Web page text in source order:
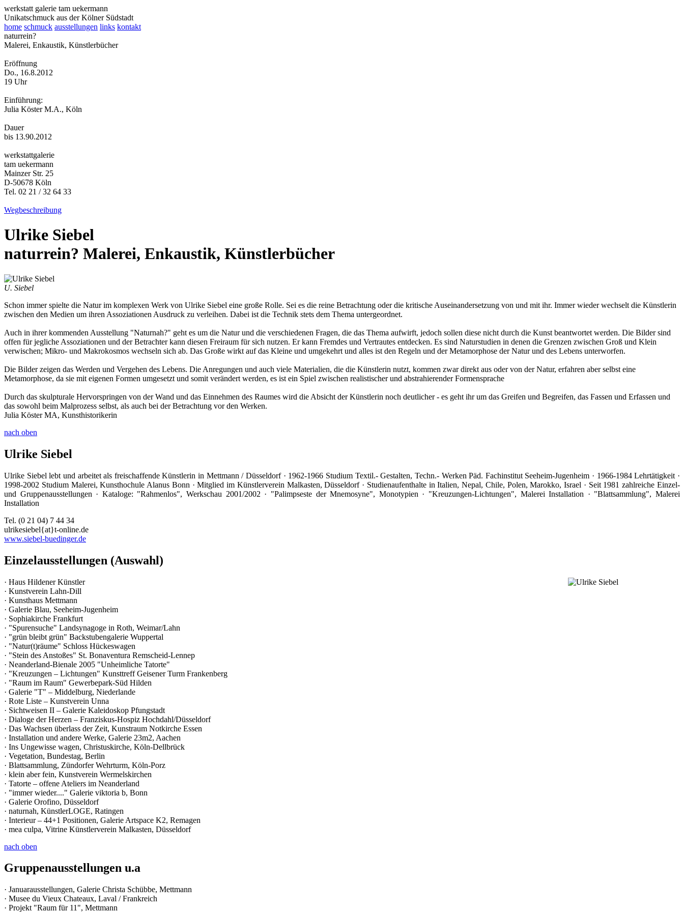
werkstatt galerie tam uekermann
Unikatschmuck aus der Kölner Südstadt
home schmuck ausstellungen links kontakt
naturrein?
Malerei, Enkaustik, Künstlerbücher
Eröffnung
Do., 16.8.2012
19 Uhr
Einführung:
Julia Köster M.A., Köln
Dauer
bis 13.90.2012
werkstattgalerie
tam uekermann
Mainzer Str. 25
D-50678 Köln
Tel. 02 21 / 32 64 33
Wegbeschreibung
Ulrike Siebel
naturrein? Malerei, Enkaustik, Künstlerbücher
U. Siebel
Schon immer spielte die Natur im komplexen Werk von Ulrike Siebel eine große Rolle. Sei es die reine Betrachtung oder die kritische Auseinandersetzung von und mit ihr. Immer wieder wechselt die Künstlerin
zwischen den Medien um ihren Assoziationen Ausdruck zu verleihen. Dabei ist die Technik stets dem Thema untergeordnet.
Auch in ihrer kommenden Ausstellung "Naturnah?" geht es um die Natur und die verschiedenen Fragen, die das Thema aufwirft, jedoch sollen diese nicht durch die Kunst beantwortet werden. Die Bilder sind
offen für jegliche Assoziationen und der Betrachter kann diesen Freiraum für sich nutzen. Er kann Fremdes und Vertrautes entdecken. Es sind Naturstudien in denen die Grenzen zwischen Groß und Klein
verwischen; Mikro- und Makrokosmos wechseln sich ab. Das Große wirkt auf das Kleine und umgekehrt und alles ist den Regeln und der Metamorphose der Natur und des Lebens unterworfen.
Die Bilder zeigen das Werden und Vergehen des Lebens. Die Anregungen und auch viele Materialien, die die Künstlerin nutzt, kommen zwar direkt aus oder von der Natur, erfahren aber selbst eine
Metamorphose, da sie mit eigenen Formen umgesetzt und somit verändert werden, es ist ein Spiel zwischen realistischer und abstrahierender Formensprache
Durch das skulpturale Hervorspringen von der Wand und das Einnehmen des Raumes wird die Absicht der Künstlerin noch deutlicher - es geht ihr um das Greifen und Begreifen, das Fassen und Erfassen und
das sowohl beim Malprozess selbst, als auch bei der Betrachtung vor den Werken.
Julia Köster MA, Kunsthistorikerin
nach oben
Ulrike Siebel
Ulrike Siebel lebt und arbeitet als freischaffende Künstlerin in Mettmann / Düsseldorf · 1962-1966 Studium Textil.- Gestalten, Techn.- Werken Päd. Fachinstitut Seeheim-Jugenheim · 1966-1984 Lehrtätigkeit ·
1998-2002 Studium Malerei, Kunsthochule Alanus Bonn · Mitglied im Künstlerverein Malkasten, Düsseldorf · Studienaufenthalte in Italien, Nepal, Chile, Polen, Marokko, Israel · Seit 1981 zahlreiche Einzel-
und Gruppenausstellungen · Kataloge: "Rahmenlos", Werkschau 2001/2002 · "Palimpseste der Mnemosyne", Monotypien · "Kreuzungen-Lichtungen", Malerei Installation · "Blattsammlung", Malerei
Installation
Tel. (0 21 04) 7 44 34
ulrikesiebel{at}t-online.de
www.siebel-buedinger.de
Einzelausstellungen (Auswahl)
· Haus Hildener Künstler
· Kunstverein Lahn-Dill
· Kunsthaus Mettmann
· Galerie Blau, Seeheim-Jugenheim
· Sophiakirche Frankfurt
· "Spurensuche" Landsynagoge in Roth, Weimar/Lahn
· "grün bleibt grün" Backstubengalerie Wuppertal
· "Natur(t)räume" Schloss Hückeswagen
· "Stein des Anstoßes" St. Bonaventura Remscheid-Lennep
· Neanderland-Bienale 2005 "Unheimliche Tatorte"
· "Kreuzungen – Lichtungen" Kunsttreff Geisener Turm Frankenberg
· "Raum im Raum" Gewerbepark-Süd Hilden
· Galerie "T" – Middelburg, Niederlande
· Rote Liste – Kunstverein Unna
· Sichtweisen II – Galerie Kaleidoskop Pfungstadt
· Dialoge der Herzen – Franziskus-Hospiz Hochdahl/Düsseldorf
· Das Wachsen überlass der Zeit, Kunstraum Notkirche Essen
· Installation und andere Werke, Galerie 23m2, Aachen
· Ins Ungewisse wagen, Christuskirche, Köln-Dellbrück
· Vegetation, Bundestag, Berlin
· Blattsammlung, Zündorfer Wehrturm, Köln-Porz
· klein aber fein, Kunstverein Wermelskirchen
· Tatorte – offene Ateliers im Neanderland
· "immer wieder...." Galerie viktoria b, Bonn
· Galerie Orofino, Düsseldorf
· naturnah, KünstlerLOGE, Ratingen
· Interieur – 44+1 Positionen, Galerie Artspace K2, Remagen
· mea culpa, Vitrine Künstlerverein Malkasten, Düsseldorf
nach oben
Gruppenausstellungen u.a
· Januarausstellungen, Galerie Christa Schübbe, Mettmann
· Musee du Vieux Chateaux, Laval / Frankreich
· Projekt "Raum für 11", Mettmann